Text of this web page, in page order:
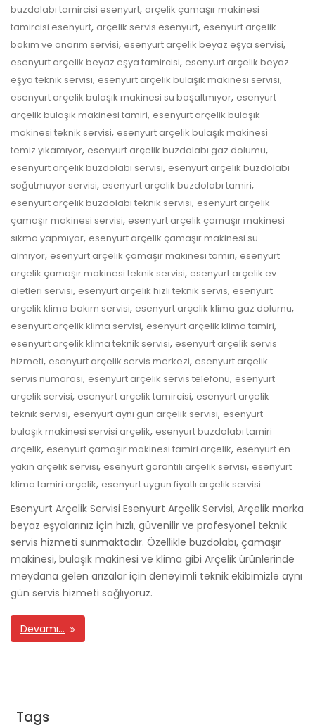
buzdolabı tamircisi esenyurt, arçelik çamaşır makinesi
tamircisi esenyurt, arçelik servis esenyurt, esenyurt arçelik
bakım ve onarım servisi, esenyurt arçelik beyaz eşya servisi,
esenyurt arçelik beyaz eşya tamircisi, esenyurt arçelik beyaz
eşya teknik servisi, esenyurt arçelik bulaşık makinesi servisi,
esenyurt arçelik bulaşık makinesi su boşaltmıyor, esenyurt
arçelik bulaşık makinesi tamiri, esenyurt arçelik bulaşık
makinesi teknik servisi, esenyurt arçelik bulaşık makinesi
temiz yıkamıyor, esenyurt arçelik buzdolabı gaz dolumu,
esenyurt arçelik buzdolabı servisi, esenyurt arçelik buzdolabı
soğutmuyor servisi, esenyurt arçelik buzdolabı tamiri,
esenyurt arçelik buzdolabı teknik servisi, esenyurt arçelik
çamaşır makinesi servisi, esenyurt arçelik çamaşır makinesi
sıkma yapmıyor, esenyurt arçelik çamaşır makinesi su
almıyor, esenyurt arçelik çamaşır makinesi tamiri, esenyurt
arçelik çamaşır makinesi teknik servisi, esenyurt arçelik ev
aletleri servisi, esenyurt arçelik hızlı teknik servis, esenyurt
arçelik klima bakım servisi, esenyurt arçelik klima gaz dolumu,
esenyurt arçelik klima servisi, esenyurt arçelik klima tamiri,
esenyurt arçelik klima teknik servisi, esenyurt arçelik servis
hizmeti, esenyurt arçelik servis merkezi, esenyurt arçelik
servis numarası, esenyurt arçelik servis telefonu, esenyurt
arçelik servisi, esenyurt arçelik tamircisi, esenyurt arçelik
teknik servisi, esenyurt aynı gün arçelik servisi, esenyurt
bulaşık makinesi servisi arçelik, esenyurt buzdolabı tamiri
arçelik, esenyurt çamaşır makinesi tamiri arçelik, esenyurt en
yakın arçelik servisi, esenyurt garantili arçelik servisi, esenyurt
klima tamiri arçelik, esenyurt uygun fiyatlı arçelik servisi
Esenyurt Arçelik Servisi Esenyurt Arçelik Servisi, Arçelik marka
beyaz eşyalarınız için hızlı, güvenilir ve profesyonel teknik
servis hizmeti sunmaktadır. Özellikle buzdolabı, çamaşır
makinesi, bulaşık makinesi ve klima gibi Arçelik ürünlerinde
meydana gelen arızalar için deneyimli teknik ekibimizle aynı
gün servis hizmeti sağlıyoruz.
Devamı…
Tags